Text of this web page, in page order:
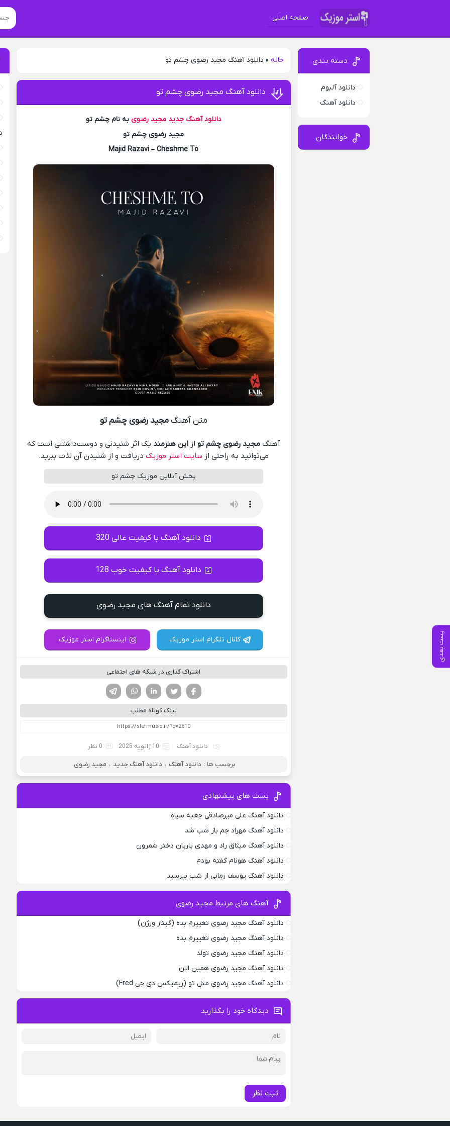
صفحه اصلی
خانه » دانلود آهنگ مجید رضوی چشم تو
پست بعدی
دانلود آهنگ مجید رضوی چشم تو
دانلود آهنگ جدید مجید رضوی به نام چشم تو
مجید رضوی چشم تو
Majid Razavi – Cheshme To
متن آهنگمجید رضوی چشم تو
آهنگمجید رضوی چشم تو ازاین هنرمند یک اثر شنیدنی و دوست‌داشتنی است که
می‌توانید به راحتی از سایت استر موزیک دریافت و از شنیدن آن لذت ببرید.
پخش آنلاین موزیک چشم تو
دانلود آهنگ با کیفیت عالی 320
دانلود آهنگ با کیفیت خوب 128
دانلود تمام آهنگ های مجید رضوی
کانال تلگرام استر موزیک اینستاگرام استر موزیک
اشتراک گذاری در شبکه های اجتماعی
لینکدین تویتر
فیسوک
لینک کوتاه مطلب
دانلود آهنگ 10 ژانویه 2025 0 نظر
برچسب ها : دانلود آهنگ ، دانلود آهنگ جدید ، مجید رضوی
پست های پیشنهادی
دانلود آهنگ علی میرصادقی جعبه سیاه
دانلود آهنگ مهراد جم باز شب شد
دانلود آهنگ میثاق راد و مهدی یاریان دختر شمرون
دانلود آهنگ هونام گفته بودم
دانلود آهنگ یوسف زمانی از شب بپرسید
آهنگ های مرتبط مجید رضوی
دانلود آهنگ مجید رضوی تغییرم بده (گیتار ورژن)
دانلود آهنگ مجید رضوی تغییرم بده
دانلود آهنگ مجید رضوی تولد
دانلود آهنگ مجید رضوی همین الان
دانلود آهنگ مجید رضوی مثل تو (ریمیکس دی جی Fred)
دیدگاه خود را بگذارید
ثبت نظر
دسته بندی
دانلود آلبوم
دانلود آهنگ
خوانندگان